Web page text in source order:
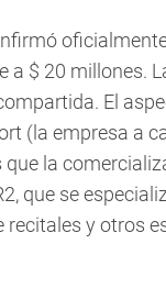
a $ 20 millones.
El
(la empresa a
que la
que se
recitales y otros